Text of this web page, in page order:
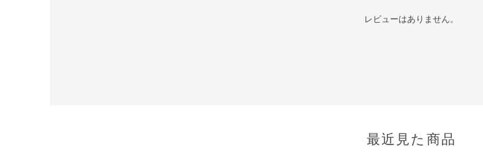
レビューはありません。
最近見た商品